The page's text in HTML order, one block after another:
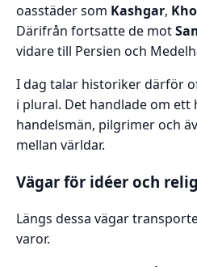
oasstäder som Kashgar,
Därifrån fortsatte de mot
vidare till Persien och
I dag talar historiker därför
i plural. Det handlade om ett
handelsmän, pilgrimer och
mellan världar.
Vägar för idéer och
Längs dessa vägar
varor.